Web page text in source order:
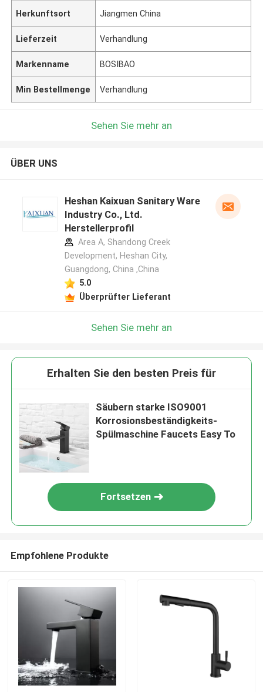
Herkunftsort Jiangmen China
Lieferzeit Verhandlung
Markenname BOSIBAO
Min Bestellmenge Verhandlung
Sehen Sie mehr an
ÜBER UNS
Heshan Kaixuan Sanitary Ware
Industry Co., Ltd.
Herstellerprofil
Area A, Shandong Creek
Development, Heshan City,
Guangdong, China ,China
5.0
Überprüfter Lieferant
Sehen Sie mehr an
Erhalten Sie den besten Preis für
Säubern starke ISO9001
Korrosionsbeständigkeits-
Spülmaschine Faucets Easy To
Fortsetzen
Empfohlene Produkte